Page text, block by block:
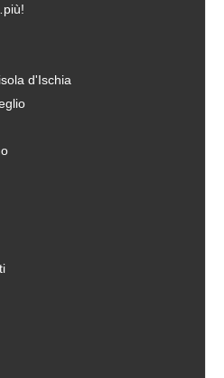
d'Ischia